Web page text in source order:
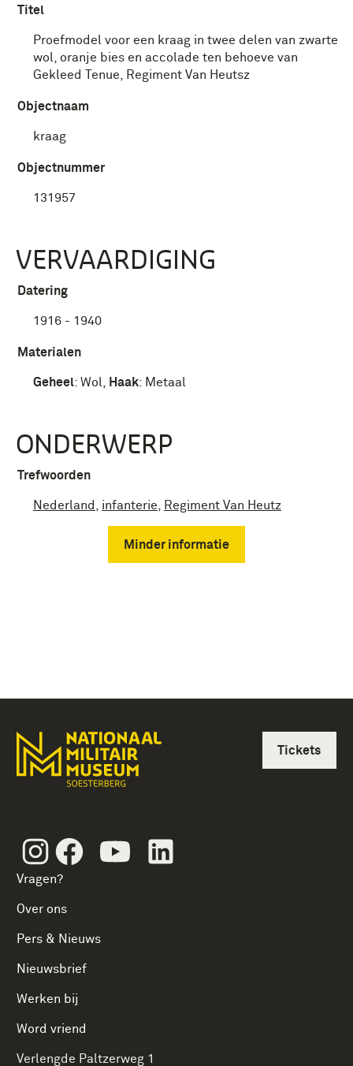
Titel
Proefmodel voor een kraag in twee delen van zwarte
wol, oranje bies en accolade ten behoeve van
Gekleed Tenue, Regiment Van Heutsz
Objectnaam
kraag
Objectnummer
131957
VERVAARDIGING
Datering
1916 - 1940
Materialen
Geheel: Wol Haak: Metaal
ONDERWERP
Trefwoorden
Nederland infanterie Regiment Van Heutz
Minder informatie
InstagramFacebookYoutube
Vragen?
Over ons
Pers & Nieuws
Nieuwsbrief
Werken bij
Word vriend
Tickets
Verlengde Paltzerweg 1